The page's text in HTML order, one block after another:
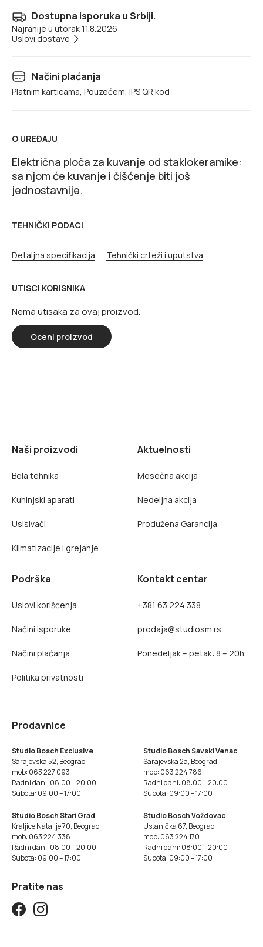
Dostupna isporuka u Srbiji.
Najranije u utorak 11.8.2026
Uslovi dostave
Načini plaćanja
Platnim karticama, Pouzećem, IPS QR kod
O UREĐAJU
Električna ploča za kuvanje od staklokeramike:
sa njom će kuvanje i čišćenje biti još
jednostavnije.
TEHNIČKI PODACI
Detaljna specifikacija Tehnički crteži i uputstva
UTISCI KORISNIKA
Nema utisaka za ovaj proizvod.
Oceni proizvod
Naši proizvodi
Bela tehnika
Kuhinjski aparati
Usisivači
Klimatizacije i grejanje
Aktuelnosti
Mesečna akcija
Nedeljna akcija
Produžena Garancija
Podrška
Uslovi korišćenja
Načini isporuke
Načini plaćanja
Politika privatnosti
Kontakt centar
+381 63 224 338
prodaja@studiosm.rs
Ponedeljak – petak: 8 – 20h
Prodavnice
Studio Bosch Exclusive
Sarajevska 52, Beograd
mob: 063 227 093
Radni dani: 08:00 – 20:00
Subota: 09:00 – 17:00
Studio Bosch Savski Venac
Sarajevska 2a, Beograd
mob: 063 224 786
Radni dani: 08:00 – 20:00
Subota: 09:00 – 17:00
Studio Bosch Stari Grad
Kraljice Natalije 70, Beograd
mob: 063 224 338
Radni dani: 08:00 – 20:00
Subota: 09:00 – 17:00
Studio Bosch Voždovac
Ustanička 67, Beograd
mob: 063 224 170
Radni dani: 08:00 – 20:00
Subota: 09:00 – 17:00
Pratite nas